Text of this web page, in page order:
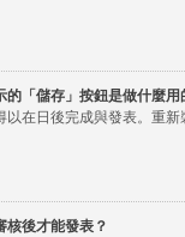
的「儲存」按鈕是做什麼用
以在日後完成與發表。重
核後才能發表？